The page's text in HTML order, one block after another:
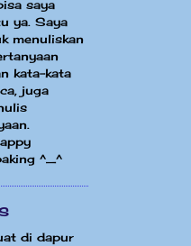
saya
ya. Saya
menuliskan
kata-kata
juga
^_^
di dapur